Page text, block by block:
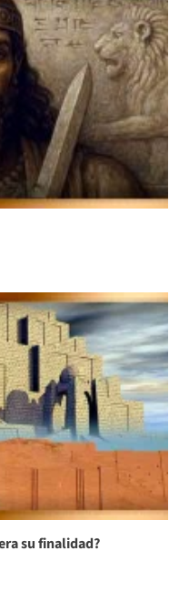
su finalidad?